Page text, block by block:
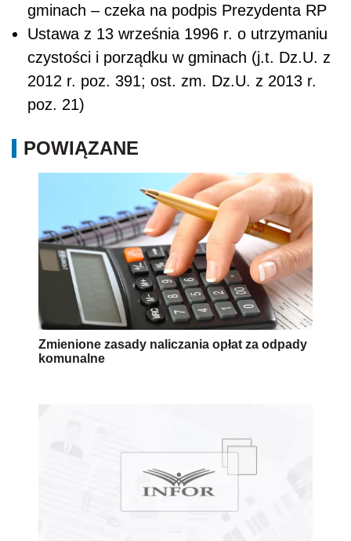
gminach – czeka na podpis Prezydenta RP
Ustawa z 13 września 1996 r. o utrzymaniu
czystości i porządku w gminach (j.t. Dz.U. z
2012 r. poz. 391; ost. zm. Dz.U. z 2013 r.
poz. 21)
POWIĄZANE
Zmienione zasady naliczania opłat za odpady
komunalne